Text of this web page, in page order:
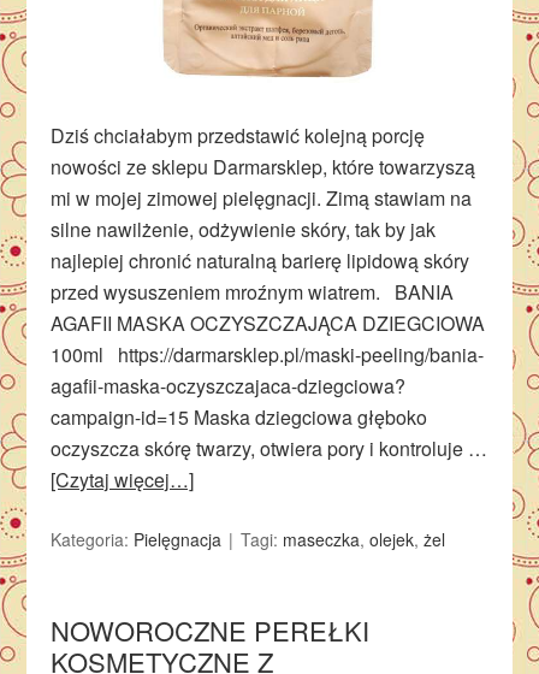
Dziś chciałabym przedstawić kolejną porcję
nowości ze sklepu Darmarsklep, które towarzyszą
mi w mojej zimowej pielęgnacji. Zimą stawiam na
silne nawilżenie, odżywienie skóry, tak by jak
najlepiej chronić naturalną barierę lipidową skóry
przed wysuszeniem mroźnym wiatrem. BANIA
AGAFII MASKA OCZYSZCZAJĄCA DZIEGCIOWA
100ml https://darmarsklep.pl/maski-peeling/bania-
agafii-maska-oczyszczajaca-dziegciowa?
campaign-id=15 Maska dziegciowa głęboko
oczyszcza skórę twarzy, otwiera pory i kontroluje …
[Czytaj więcej…]
Kategoria: Pielęgnacja Tagi: maseczka,olejek,żel
NOWOROCZNE PEREŁKI
KOSMETYCZNE Z